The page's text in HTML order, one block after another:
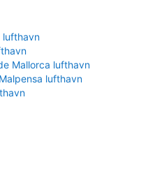
lufthavn
Mallorca lufthavn
lufthavn